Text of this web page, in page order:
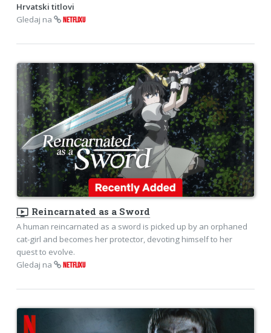
Hrvatski titlovi
Gledaj na
NETFLIXU
ondemand_video Reincarnated as a Sword
A human reincarnated as a sword is picked up by an orphaned
cat-girl and becomes her protector, devoting himself to her
quest to evolve.
Gledaj na
NETFLIXU